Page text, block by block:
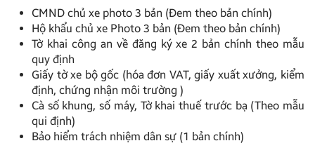
CMND chủ xe photo 3 bản (Đem theo bản chính)
Hộ khẩu chủ xe Photo 3 bản (Đem theo bản chính)
Tờ khai công an về đăng ký xe 2 bản chính theo mẫu
quy định
Giấy tờ xe bộ gốc (hóa đơn VAT, giấy xuất xưởng, kiểm
định, chứng nhận môi trường )
Cà số khung, số máy, Tờ khai thuế trước bạ (Theo mẫu
qui định)
Bảo hiểm trách nhiệm dân sự (1 bản chính)